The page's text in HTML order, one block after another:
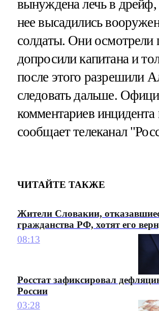
вынуждена лечь в дрейф,
нее высадились
солдаты. Они осмотрели
допросили капитана и
после этого разрешили
следовать дальше.
комментариев инцидента
сообщает телеканал
ЧИТАЙТЕ ТАКЖЕ
Жители Словакии,
гражданства РФ, хотят его
08:13
Росстат зафиксировал
России
03:28